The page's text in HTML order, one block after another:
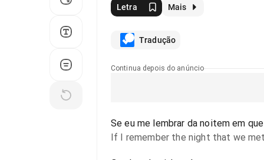
Letra Mais
Tradução
Continua depois do anúncio
Se eu me lembrar da noitem em
If I remember the night that we met